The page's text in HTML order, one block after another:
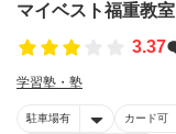
マイベスト福重教室
3.37
学習塾・塾
駐車場有 カード可